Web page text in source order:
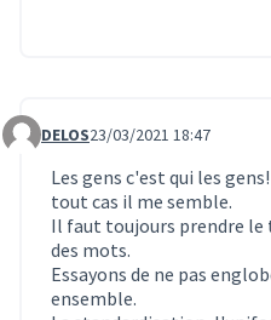
Commentaire 3042
DELOS23/03/2021 18:47
Les gens c'est qui les
tout cas il me semble.
Il faut toujours prendre le
des mots.
Essayons de ne pas
ensemble.